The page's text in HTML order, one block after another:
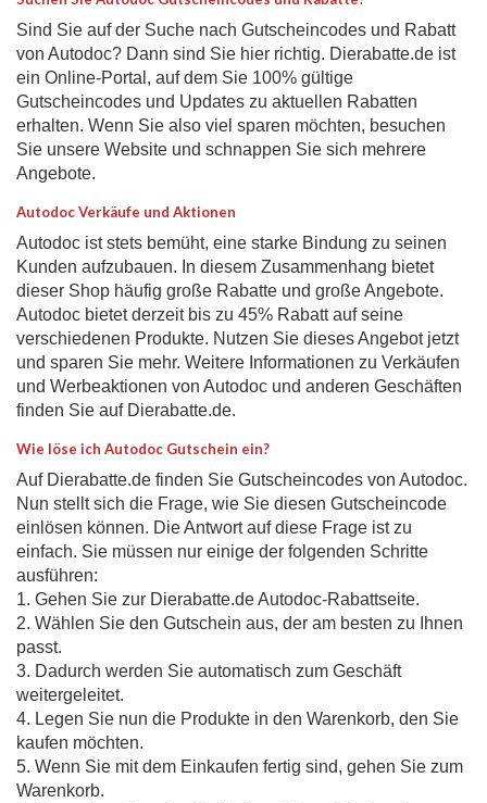
Sind Sie auf der Suche nach Gutscheincodes und Rabatt
von Autodoc? Dann sind Sie hier richtig. Dierabatte.de ist
ein Online-Portal, auf dem Sie 100% gültige
Gutscheincodes und Updates zu aktuellen Rabatten
erhalten. Wenn Sie also viel sparen möchten, besuchen
Sie unsere Website und schnappen Sie sich mehrere
Angebote.
Autodoc Verkäufe und Aktionen
Autodoc ist stets bemüht, eine starke Bindung zu seinen
Kunden aufzubauen. In diesem Zusammenhang bietet
dieser Shop häufig große Rabatte und große Angebote.
Autodoc bietet derzeit bis zu 45% Rabatt auf seine
verschiedenen Produkte. Nutzen Sie dieses Angebot jetzt
und sparen Sie mehr. Weitere Informationen zu Verkäufen
und Werbeaktionen von Autodoc und anderen Geschäften
finden Sie auf Dierabatte.de.
Wie löse ich Autodoc Gutschein ein?
Auf Dierabatte.de finden Sie Gutscheincodes von Autodoc.
Nun stellt sich die Frage, wie Sie diesen Gutscheincode
einlösen können. Die Antwort auf diese Frage ist zu
einfach. Sie müssen nur einige der folgenden Schritte
ausführen:
1. Gehen Sie zur Dierabatte.de Autodoc-Rabattseite.
2. Wählen Sie den Gutschein aus, der am besten zu Ihnen
passt.
3. Dadurch werden Sie automatisch zum Geschäft
weitergeleitet.
4. Legen Sie nun die Produkte in den Warenkorb, den Sie
kaufen möchten.
5. Wenn Sie mit dem Einkaufen fertig sind, gehen Sie zum
Warenkorb.